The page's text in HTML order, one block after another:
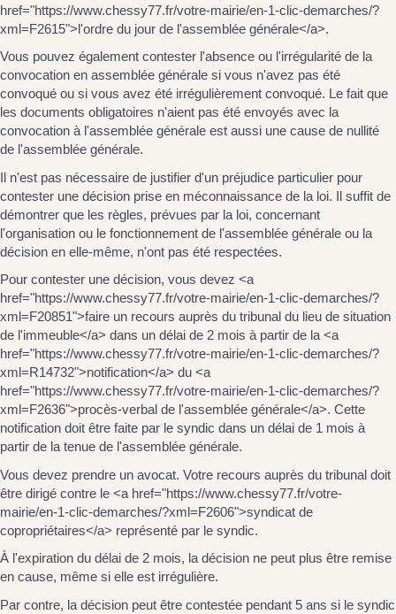
href="https://www.chessy77.fr/votre-mairie/en-1-clic-demarches/?
xml=F2615">l'ordre du jour de l'assemblée générale</a>.
Vous pouvez également contester l'absence ou l'irrégularité de la
convocation en assemblée générale si vous n'avez pas été
convoqué ou si vous avez été irrégulièrement convoqué. Le fait que
les documents obligatoires n'aient pas été envoyés avec la
convocation à l'assemblée générale est aussi une cause de nullité
de l'assemblée générale.
Il n'est pas nécessaire de justifier d'un préjudice particulier pour
contester une décision prise en méconnaissance de la loi. Il suffit de
démontrer que les règles, prévues par la loi, concernant
l'organisation ou le fonctionnement de l'assemblée générale ou la
décision en elle-même, n'ont pas été respectées.
Pour contester une décision, vous devez <a
href="https://www.chessy77.fr/votre-mairie/en-1-clic-demarches/?
xml=F20851">faire un recours auprès du tribunal du lieu de situation
de l'immeuble</a> dans un délai de 2 mois à partir de la <a
href="https://www.chessy77.fr/votre-mairie/en-1-clic-demarches/?
xml=R14732">notification</a> du <a
href="https://www.chessy77.fr/votre-mairie/en-1-clic-demarches/?
xml=F2636">procès-verbal de l'assemblée générale</a>. Cette
notification doit être faite par le syndic dans un délai de 1 mois à
partir de la tenue de l'assemblée générale.
Vous devez prendre un avocat. Votre recours auprès du tribunal doit
être dirigé contre le <a href="https://www.chessy77.fr/votre-
mairie/en-1-clic-demarches/?xml=F2606">syndicat de
copropriétaires</a> représenté par le syndic.
À l'expiration du délai de 2 mois, la décision ne peut plus être remise
en cause, même si elle est irrégulière.
Par contre, la décision peut être contestée pendant 5 ans si le syndic